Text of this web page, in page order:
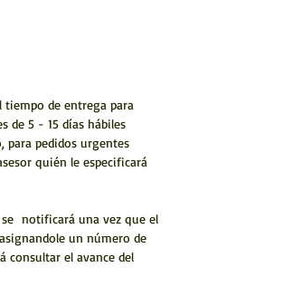
de entrega para
de 5 - 15 días hábiles
para pedidos urgentes
quién le especificará
notificará una vez que el
un número de
consultar el avance del